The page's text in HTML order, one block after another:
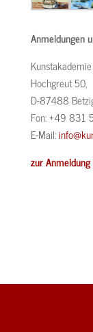
Anmeldungen
Hochgreut 50,
D-87488
Fon: +49 831
E-Mail:
zur Anmeldung